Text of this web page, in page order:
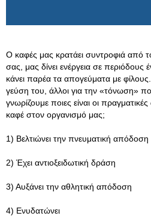
O καφές μας κρατάει συντροφιά από
σας, μας δίνει ενέργεια σε περιόδους
κάνει παρέα τα απογεύματα με
γεύση του, άλλοι για την «τόνωση»
γνωρίζουμε ποιες είναι οι
καφέ στον οργανισμό μας;
1) Βελτιώνει την πνευματική απόδοση
2) Έχει αντιοξειδωτική δράση
3) Αυξάνει την αθλητική απόδοση
4) Ενυδατώνει